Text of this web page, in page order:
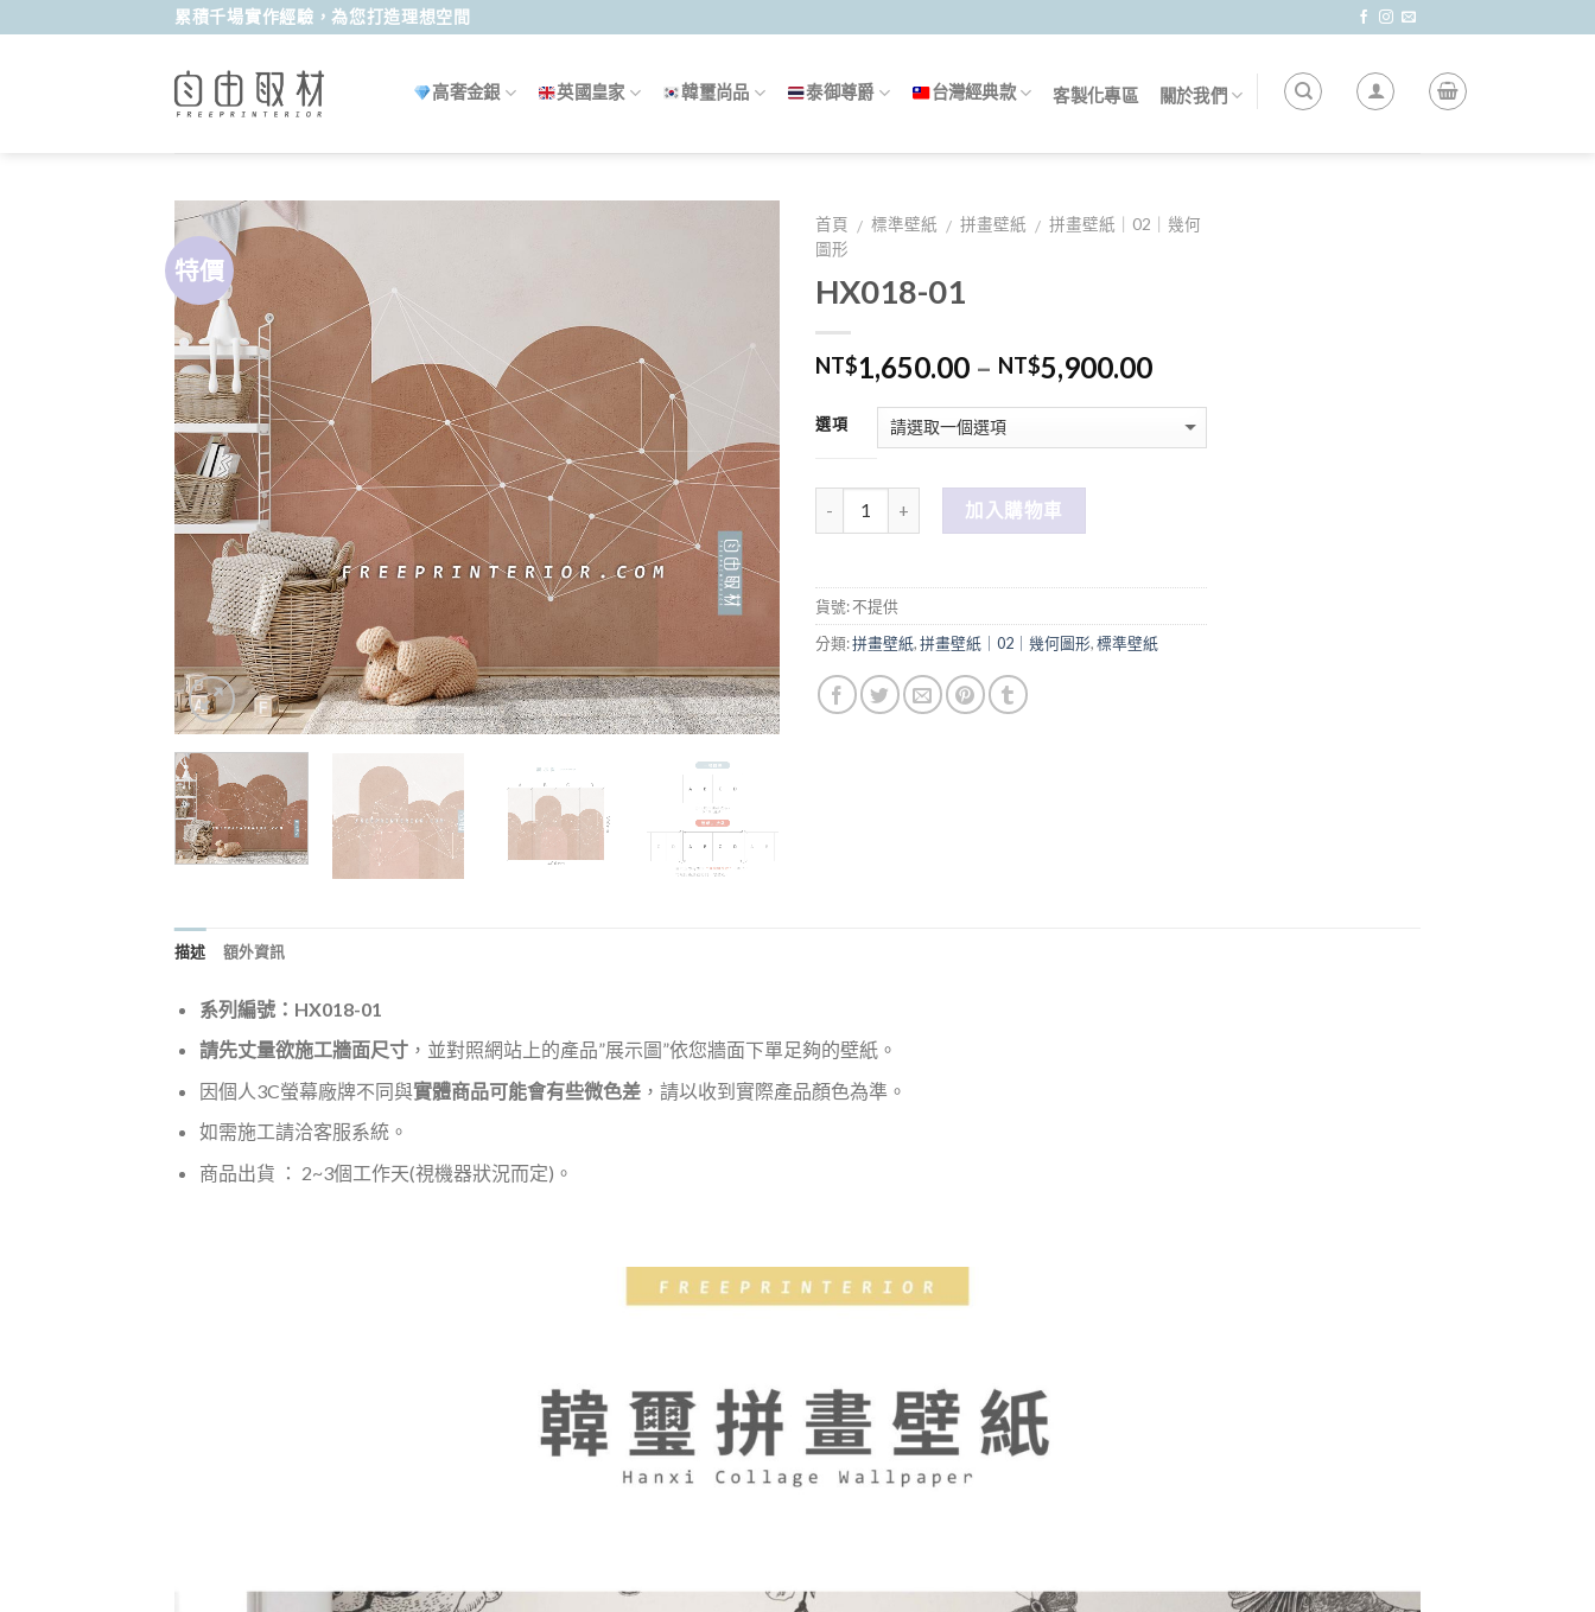
累積千場實作經驗，為您打造理想空間
高奢金銀 英國皇家 韓璽尚品 泰御尊爵 台灣經典款 客製化專區 關於我們
特價
首頁 / 標準壁紙 / 拼畫壁紙 / 拼畫壁紙｜02｜幾何
圖形
HX018-01
NT$1,650.00 – NT$5,900.00
選項
加入購物車
貨號:不提供
分類:拼畫壁紙,拼畫壁紙｜02｜幾何圖形,標準壁紙
描述 額外資訊
系列編號：HX018-01
請先丈量欲施工牆面尺寸，並對照網站上的產品”展示圖”依您牆面下單足夠的壁紙。
因個人3C螢幕廠牌不同與實體商品可能會有些微色差，請以收到實際產品顏色為準。
如需施工請洽客服系統。
商品出貨 ： 2~3個工作天(視機器狀況而定)。